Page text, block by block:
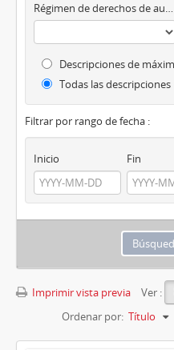
Régimen de derechos de autor
Descripciones de
Todas las descripciones
Filtrar por rango de fecha :
Inicio Fin
Imprimir vista previa
Ver :
Ordenar por: Título